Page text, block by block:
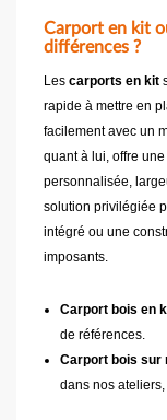
Carport en kit
différences ?
Les carports en kit
rapide à mettre en
facilement avec un
quant à lui, offre
personnalisée,
solution privilégiée
intégré ou une
imposants.
Carport bois en
de références.
Carport bois sur
dans nos